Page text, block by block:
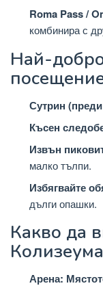
Roma Pass /
комбинира с
Най-
Сутрин
Късен
Извън
малко тълпи.
Избягвайте
дълги опашки.
Какво да
Колизеума
Арена: